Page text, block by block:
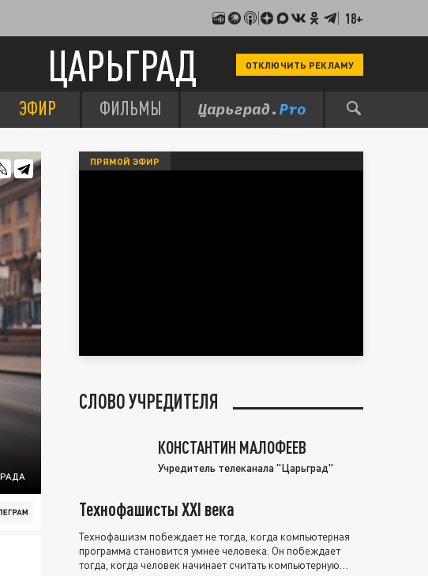
18+
ЦАРЬГРАД ОТКЛЮЧИТЬ РЕКЛАМУ
ЭФИР ФИЛЬМЫ
ПРЯМОЙ ЭФИР
СЛОВО УЧРЕДИТЕЛЯ
КОНСТАНТИН МАЛОФЕЕВ
Учредитель телеканала "Царьград"
Технофашисты XXI века
Технофашизм побеждает не тогда, когда компьютерная
программа становится умнее человека. Он побеждает
тогда, когда человек начинает считать компьютерную